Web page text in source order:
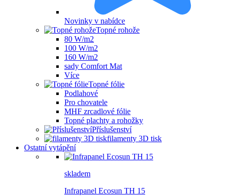
Novinky v nabídce
Topné rohože
80 W/m2
100 W/m2
160 W/m2
sady Comfort Mat
Více
Topné fólie
Podlahové
Pro chovatele
MHF zrcadlové fólie
Topné plachty a rohožky
Příslušenství
filamenty 3D tisk
Ostatní vytápění
skladem
Infrapanel Ecosun TH 15